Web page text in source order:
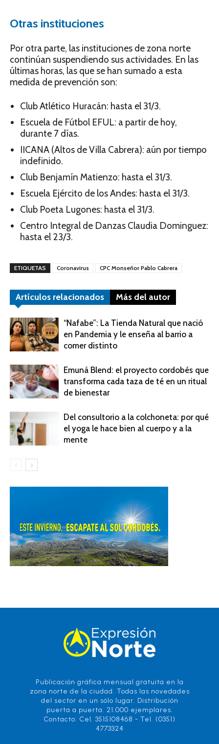
Otras instituciones
Por otra parte, las instituciones de zona norte
continúan suspendiendo sus actividades. En las
últimas horas, las que se han sumado a esta
medida de prevención son:
Club Atlético Huracán: hasta el 31/3.
Escuela de Fútbol EFUL: a partir de hoy,
durante 7 días.
IICANA (Altos de Villa Cabrera): aún por tiempo
indefinido.
Club Benjamín Matienzo: hasta el 31/3.
Escuela Ejército de los Andes: hasta el 31/3.
Club Poeta Lugones: hasta el 31/3.
Centro Integral de Danzas Claudia Dominguez:
hasta el 23/3.
ETIQUETAS Coronavirus CPC Monseñor Pablo Cabrera
Artículos relacionados Más del autor
“Nafabe”: La Tienda Natural que nació
en Pandemia y le enseña al barrio a
comer distinto
Emuná Blend: el proyecto cordobés que
transforma cada taza de té en un ritual
de bienestar
Del consultorio a la colchoneta: por qué
el yoga le hace bien al cuerpo y a la
mente
Publicación gráfica mensual gratuita en la
zona norte de la ciudad. Todas las novedades
del sector en un sólo lugar. Distribución
puerta a puerta. 21.000 ejemplares.
Contacto: Cel. 3515108468 - Tel. (0351)
4773324